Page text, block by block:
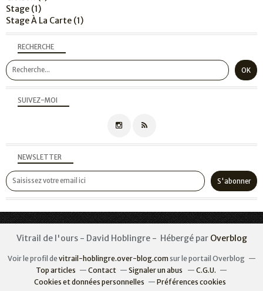
NEWSLETTER
SUIVEZ-MOI
RECHERCHE
Stage (1)
Stage À La Carte (1)
Vitrail de l'ours - David Hoblingre - Hébergé par Overblog
Voir le profil devitrail-hoblingre.over-blog.comsur le portail Overblog
Top articles
Contact Signaler un abus
C.G.U.
Cookies et données personnelles
Préférences cookies